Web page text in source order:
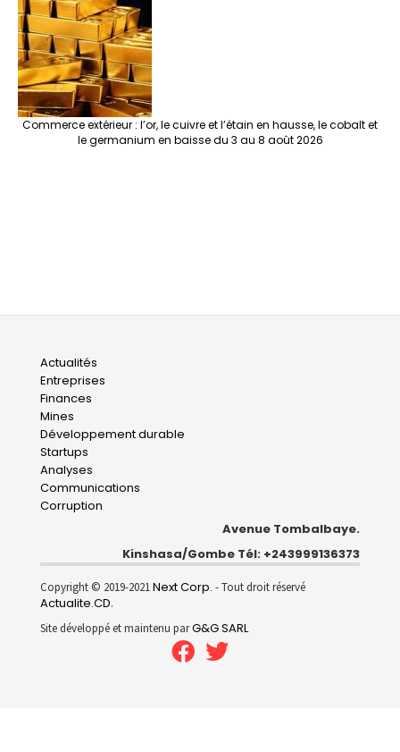
Commerce extérieur : l’or, le cuivre et l’étain en hausse, le cobalt et
le germanium en baisse du 3 au 8 août 2026
Main
navigation
Actualités
Entreprises
Finances
Mines
Développement durable
Startups
Analyses
Communications
Corruption
Avenue Tombalbaye.
Kinshasa/Gombe Tél: +243999136373
Copyright © 2019-2021Next Corp. - Tout droit réservé
Actualite.CD.
Site développé et maintenu parG&G SARL